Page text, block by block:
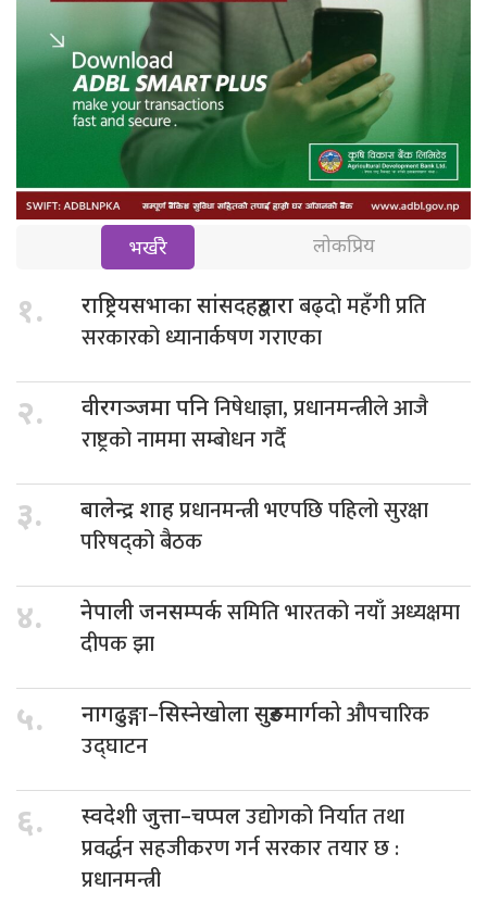
भर्खरै लोकप्रिय
१. राष्ट्रियसभाका सांसदहरुद्वाराबढ्दो महँगी प्रति
सरकारको ध्यानार्कषण गराएका
२. वीरगञ्जमा पनिनिषेधाज्ञा, प्रधानमन्त्रीले आजै
राष्ट्रको नाममा सम्बोधन गर्दै
३. बालेन्द्र शाहप्रधानमन्त्री भएपछि पहिलो सुरक्षा
परिषद्को बैठक
४. नेपाली जनसम्पर्कसमिति भारतको नयाँ अध्यक्षमा
दीपक झा
५. नागढुङ्गा–सिस्नेखोला सुरुङमार्गकोऔपचारिक
उद्घाटन
६. स्वदेशी जुत्ता–चप्पलउद्योगको निर्यात तथा
प्रवर्द्धन सहजीकरण गर्न सरकार तयार छ :
प्रधानमन्त्री